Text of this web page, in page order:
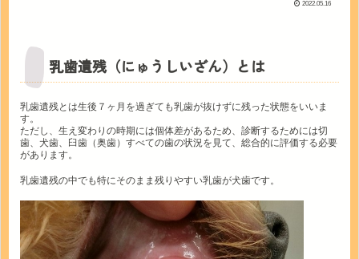
2022.05.16
乳歯遺残（にゅうしいざん）とは
乳歯遺残とは生後７ヶ月を過ぎても乳歯が抜けずに残った状態をいいま
す。
ただし、生え変わりの時期には個体差があるため、診断するためには切
歯、犬歯、臼歯（奥歯）すべての歯の状況を見て、総合的に評価する必要
があります。
乳歯遺残の中でも特にそのまま残りやすい乳歯が犬歯です。